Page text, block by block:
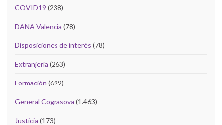
COVID19 (238)
DANA Valencia (78)
Disposiciones de interés (78)
Extranjería (263)
Formación (699)
General Cograsova (1.463)
Justicia (173)